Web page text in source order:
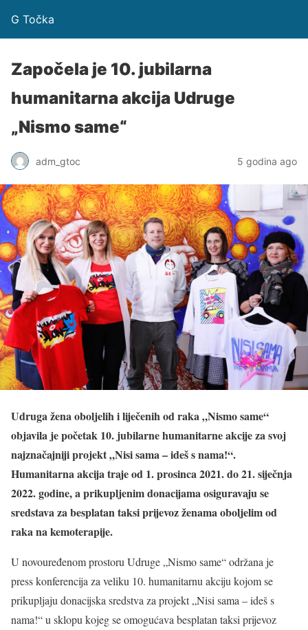
G Točka
Započela je 10. jubilarna
humanitarna akcija Udruge
„Nismo same“
adm_gtoc 5 godina ago
Udruga žena oboljelih i liječenih od raka „Nismo same“
objavila je početak 10. jubilarne humanitarne akcije za svoj
najznačajniji projekt „Nisi sama – ideš s nama!“.
Humanitarna akcija traje od 1. prosinca 2021. do 21. siječnja
2022. godine, a prikupljenim donacijama osiguravaju se
sredstava za besplatan taksi prijevoz ženama oboljelim od
raka na kemoterapije.
U novouređenom prostoru Udruge „Nismo same“ održana je
press konferencija za veliku 10. humanitarnu akciju kojom se
prikupljaju donacijska sredstva za projekt „Nisi sama – ideš s
nama!“ u sklopu kojeg se omogućava besplatan taksi prijevoz